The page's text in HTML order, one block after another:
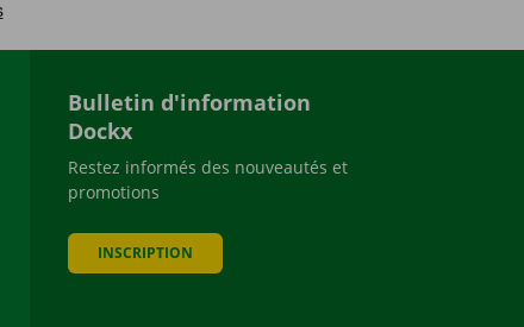
Bulletin d'information
Dockx
Restez informés des nouveautés et
promotions
INSCRIPTION